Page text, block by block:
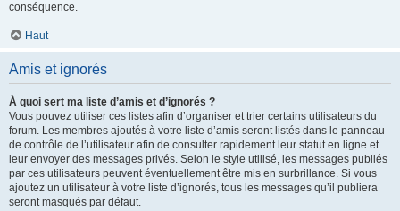
conséquence.
Haut
Amis et ignorés
À quoi sert ma liste d’amis et d’ignorés ?
Vous pouvez utiliser ces listes afin d’organiser et trier certains utilisateurs du
forum. Les membres ajoutés à votre liste d’amis seront listés dans le panneau
de contrôle de l’utilisateur afin de consulter rapidement leur statut en ligne et
leur envoyer des messages privés. Selon le style utilisé, les messages publiés
par ces utilisateurs peuvent éventuellement être mis en surbrillance. Si vous
ajoutez un utilisateur à votre liste d’ignorés, tous les messages qu’il publiera
seront masqués par défaut.